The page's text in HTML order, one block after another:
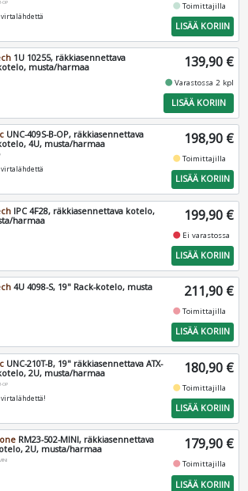
OP fiber_manual_recordToimittajilla
LISÄÄ KORIIN
1U 10255, räkkiasennettava
musta/harmaa
139,90 €
fiber_manual_recordVarastossa 2 kpl
LISÄÄ KORIIN
UNC-409S-B-OP, räkkiasennettava
4U, musta/harmaa
198,90 €
fiber_manual_recordToimittajilla
LISÄÄ KORIIN
IPC 4F28, räkkiasennettava kotelo,
harmaa
199,90 €
fiber_manual_record Ei varastossa
LISÄÄ KORIIN
4U 4098-S, 19" Rack-kotelo, musta 211,90 €
fiber_manual_recordToimittajilla
LISÄÄ KORIIN
UNC-210T-B, 19" räkkiasennettava ATX-
2U, musta/harmaa
OP
180,90 €
fiber_manual_recordToimittajilla
LISÄÄ KORIIN
RM23-502-MINI, räkkiasennettava
2U, musta/harmaa
179,90 €
fiber_manual_recordToimittajilla
LISÄÄ KORIIN